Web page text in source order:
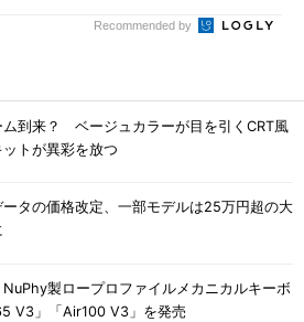
Recommended by
ム到来？ ベージュカラーが目を引くCRT風
トが異彩を放つ
ータの価格改定、一部モデルは25万円超の大
製ロープロファイルメカニカルキーボ
V3」「Air100 V3」を発売